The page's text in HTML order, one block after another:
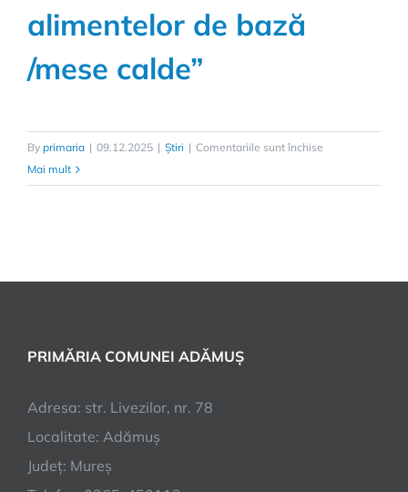
alimentelor de bază
/mese calde”
By primaria | 09.12.2025 | Știri | Comentariile sunt închise
Mai mult
PRIMĂRIA COMUNEI ADĂMUȘ
Adresa: str. Livezilor, nr. 78
Localitate: Adămuș
Județ: Mureș